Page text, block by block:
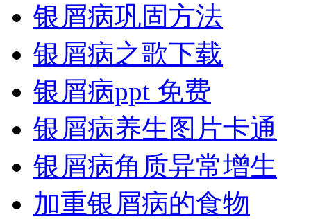
银屑病巩固方法
银屑病之歌下载
银屑病ppt 免费
银屑病养生图片卡通
银屑病角质异常增生
加重银屑病的食物